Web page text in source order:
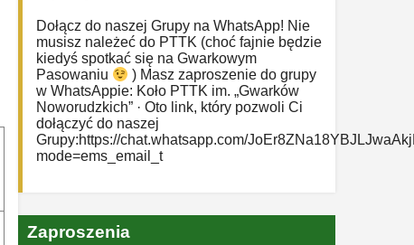
Dołącz do naszej Grupy na WhatsApp! Nie
musisz należeć do PTTK (choć fajnie będzie
kiedyś spotkać się na Gwarkowym
Pasowaniu
) Masz zaproszenie do grupy
w WhatsAppie: ‎Koło PTTK im. „Gwarków
Noworudzkich” · Oto link, który pozwoli Ci
dołączyć do naszej
Grupy:https://chat.whatsapp.com/
mode=ems_email_t
Zaproszenia